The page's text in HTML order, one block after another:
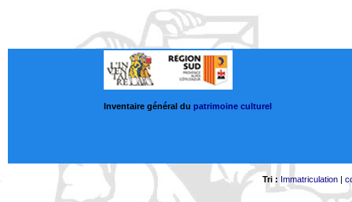
Inventaire général du patrimoine culturel
Tri : Immatriculation|